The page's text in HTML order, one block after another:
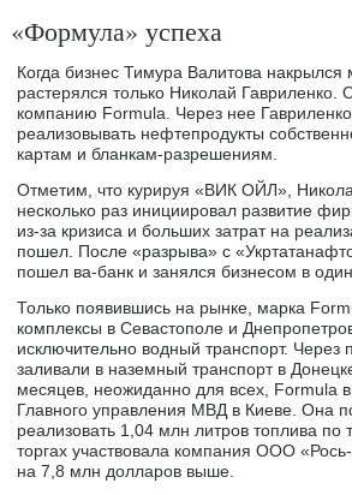
«Формула» успеха
Когда бизнес Тимура Валитова
растерялся только Николай Гавриленко.
компанию Formula. Через нее
реализовывать нефтепродукты
картам и бланкам-разрешениям.
Отметим, что курируя «ВИК ОЙЛ»,
несколько раз инициировал развитие
из-за кризиса и больших затрат на
пошел. После «разрыва» с
пошел ва-банк и занялся бизнесом в
Только появившись на рынке, марка
комплексы в Севастополе и
исключительно водный транспорт. Через
заливали в наземный транспорт в
месяцев, неожиданно для всех, Formula
Главного управления МВД в Киеве. Она
реализовать 1,04 млн литров топлива по
торгах участвовала компания ООО
на 7,8 млн долларов выше.